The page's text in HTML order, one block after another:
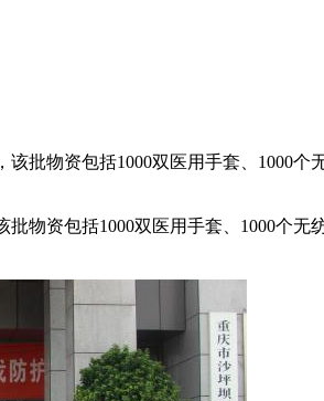
批物资包括1000双医用手套、1000个
物资包括1000双医用手套、1000个无